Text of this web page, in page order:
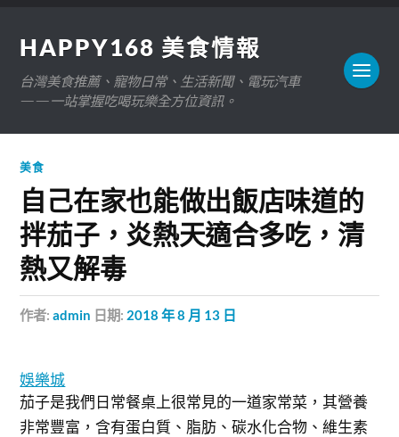
HAPPY168 美食情報
台灣美食推薦、寵物日常、生活新聞、電玩汽車
——一站掌握吃喝玩樂全方位資訊。
美食
自己在家也能做出飯店味道的
拌茄子，炎熱天適合多吃，清
熱又解毒
作者:admin 日期: 2018 年 8 月 13 日
娛樂城
茄子是我們日常餐桌上很常見的一道家常菜，其營養
非常豐富，含有蛋白質、脂肪、碳水化合物、維生素